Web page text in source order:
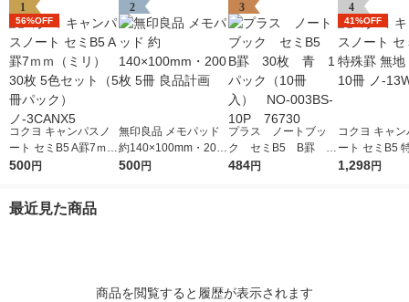
1
56%OFF
コクヨ キャンパスノ
ート セミB5 A罫7ｍｍ
（ミリ） 30枚 5色セ
500円
2
無印良品 メモパッド
約140×100mm・200
枚 5冊 良品計画
500円
3
プラス ノートブッ
ク セミB5 B罫 3
0枚 青 1パック（1
484円
4
41%OFF
コクヨ キャ
ート セミB5
地 30枚 10冊
1,298円
最近見た商品
商品を閲覧すると履歴が表示されます